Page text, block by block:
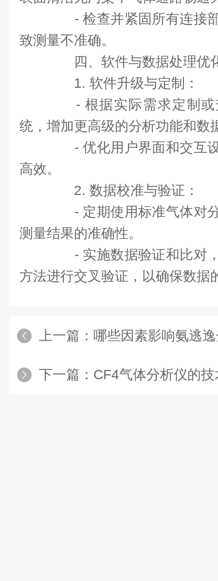
- 检查并紧固所有连接部
致测量不准确。
四、软件与数据处理优
1. 软件升级与定制：
- 根据实际需求定制或
统，增加更高级的分析功能和数
- 优化用户界面和交互设
高效。
2. 数据校准与验证：
- 定期使用标准气体对分
测量结果的准确性。
- 实施数据验证和比对，
方法进行交叉验证，以确保数据
上一篇： 哪些因素影响氨逃
下一篇： CF4气体分析仪的